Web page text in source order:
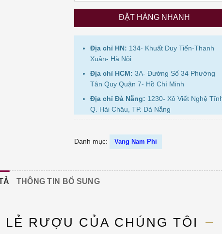
ĐẶT HÀNG NHANH
Địa chỉ HN: 134- Khuất Duy Tiến-Thanh
Xuân- Hà Nội
Địa chỉ HCM: 3A- Đường Số 34 Phường
Tân Quy Quận 7- Hồ Chí Minh
Địa chỉ Đà Nẵng: 1230- Xô Viết Nghệ
Q. Hải Châu, TP. Đà Nẵng
Danh mục: Vang Nam Phi
THÔNG TIN BỔ SUNG
LẺ RƯỢU CỦA CHÚNG TÔI